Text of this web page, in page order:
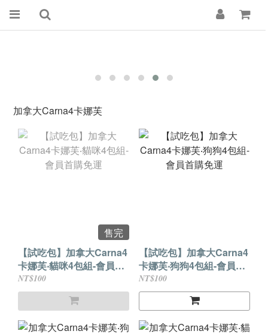
加拿大Carna4卡娜芙
售完
【試吃包】加拿大Carna4
卡娜芙‧貓咪4包組-會員首
購免運
NT$100
【試吃包】加拿大Carna4
卡娜芙‧狗狗4包組-會員首
購免運
NT$100